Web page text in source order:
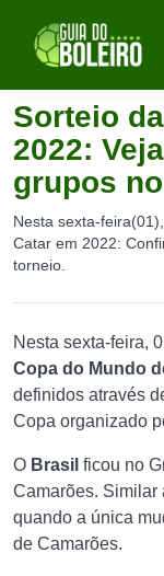
Sorteio
2022:
grupos
Nesta sexta-
Catar em 2022:
torneio.
Nesta sexta-feira,
Copa do Mundo
definidos através
Copa organizado
O Brasil ficou no
Camarões. Similar
quando a única
de Camarões.